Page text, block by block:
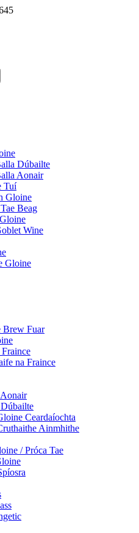
Dúbailte
Aonair
Tuí
Gloine
Beag
Wine
Gloine
Brew Fuar
Fraince
na Fraince
Ceardaíochta
Ainmhithe
/ Próca Tae